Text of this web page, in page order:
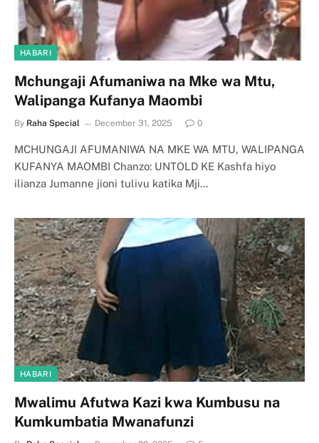
HABARI
Mchungaji Afumaniwa na Mke wa Mtu,
Walipanga Kufanya Maombi
By Raha Special December 31, 2025 0
MCHUNGAJI AFUMANIWA NA MKE WA MTU, WALIPANGA
KUFANYA MAOMBI Chanzo: UNTOLD KE Kashfa hiyo
ilianza Jumanne jioni tulivu katika Mji…
HABARI
Mwalimu Afutwa Kazi kwa Kumbusu na
Kumkumbatia Mwanafunzi